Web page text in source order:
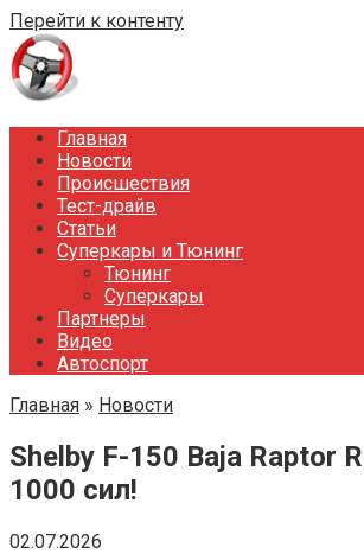
Перейти к контенту
Главная
Новости
Происшествия
Тест-драйв
Статьи
Суперкары и Тюнинг
Тюнинг
Суперкары
Партнеры
Видео
Автоспорт
Главная » Новости
Shelby F-150 Baja Raptor
1000 сил!
02.07.2026